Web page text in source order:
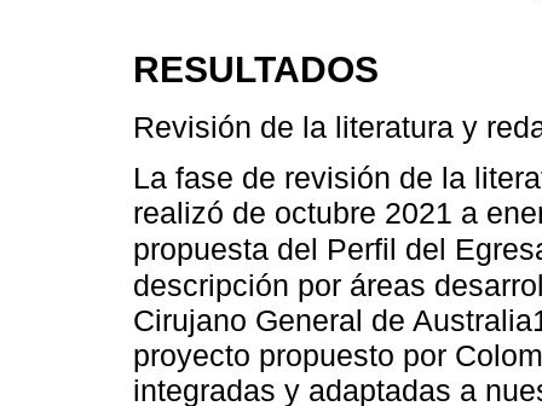
RESULTADOS
Revisión de la literatura y
La fase de revisión de la
realizó de octubre 2021 a
propuesta del Perfil del
descripción por áreas
Cirujano General de
proyecto propuesto por
integradas y adaptadas a